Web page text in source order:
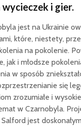
i gier.
jest na Ukrainie
które, niestety,
na pokolenie.
jak i młodsze
w sposób
się
zrozumiałe i
w Czarnobyla.
jest